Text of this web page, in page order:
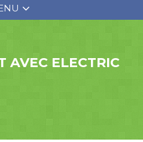
AVEC ELECTRIC